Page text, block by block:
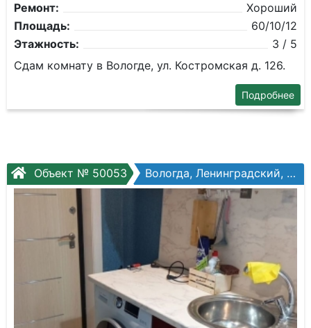
Ремонт:
Хороший
Площадь:
60/10/12
Этажность:
3 / 5
Сдам комнату в Вологде, ул. Костромская д. 126.
Подробнее
Объект № 50053 Вологда, Ленинградский, Гагарина ул, №37а